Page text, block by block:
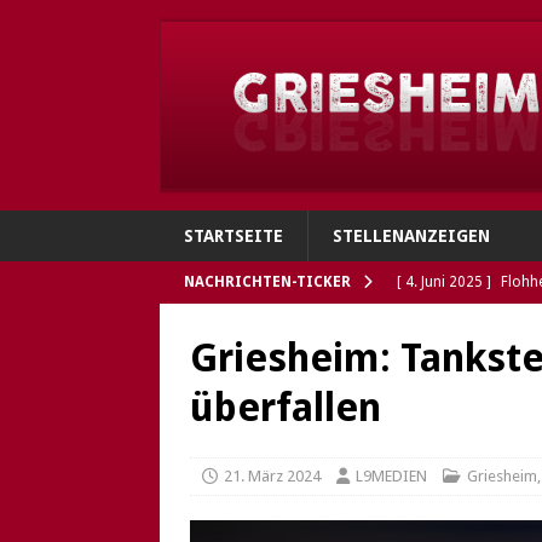
STARTSEITE STELLENANZEIGEN
NACHRICHTEN-TICKER [ 4. Juni 2025 ]
Polizei sucht
[ 5. Mai 2025 ]
Griesheim:
überfallen
21. März 2024 L9MEDIEN Griesheim,